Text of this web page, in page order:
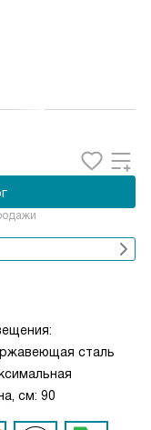
сталь
см: 90